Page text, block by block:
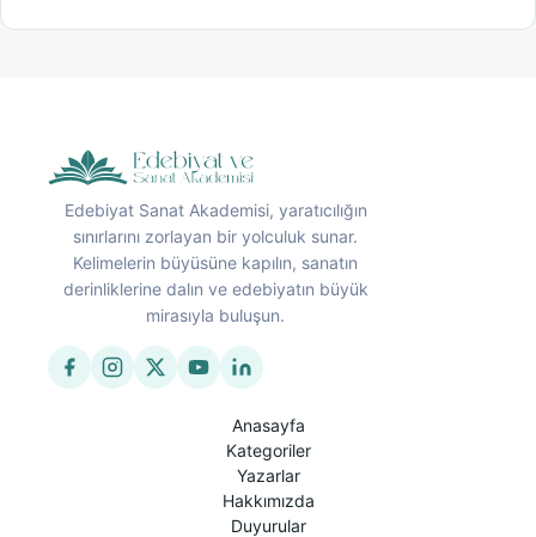
Edebiyat Sanat Akademisi, yaratıcılığın
sınırlarını zorlayan bir yolculuk sunar.
Kelimelerin büyüsüne kapılın, sanatın
derinliklerine dalın ve edebiyatın büyük
mirasıyla buluşun.
Anasayfa
Kategoriler
Yazarlar
Hakkımızda
Duyurular